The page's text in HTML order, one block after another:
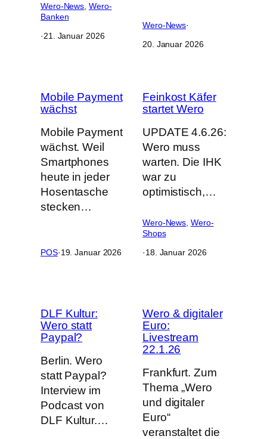
Wero-News Wero-
Banken
·21. Januar 2026
Wero-News·
20. Januar 2026
Mobile Payment
wächst
Mobile Payment
wächst. Weil
Smartphones
heute in jeder
Hosentasche
stecken…
POS·19. Januar 2026
Feinkost Käfer
startet Wero
UPDATE 4.6.26:
Wero muss
warten. Die IHK
war zu
optimistisch,…
Wero-News Wero-
Shops
·18. Januar 2026
DLF Kultur:
Wero statt
Paypal?
Berlin. Wero
statt Paypal?
Interview im
Podcast von
DLF Kultur.…
Wero & digitaler
Euro:
Livestream
22.1.26
Frankfurt. Zum
Thema „Wero
und digitaler
Euro“
veranstaltet die